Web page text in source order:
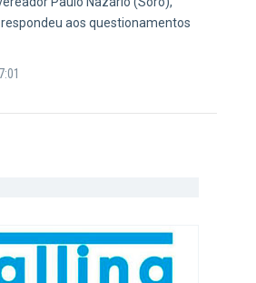
aos questionamentos